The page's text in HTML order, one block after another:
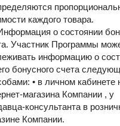
каждого товара.
о состоянии
Участник Программы
информацию о
бонусного счета
• в личном кабинете
магазина Компании , у
консультанта в
Компании.